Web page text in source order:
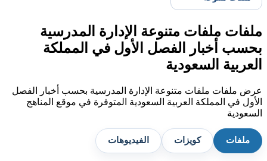
ملفات ملفات متنوعة الإدارة المدرسية
بحسب أخبار الفصل الأول في المملكة
العربية السعودية
عرض ملفات ملفات متنوعة الإدارة المدرسية بحسب أخبار الفصل
الأول في المملكة العربية السعودية المتوفرة في موقع المناهج
السعودية
ملفات كويزات الفيديوهات